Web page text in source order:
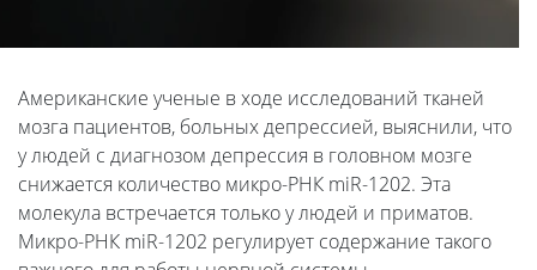
Американские ученые в ходе исследований тканей
мозга пациентов, больных депрессией, выяснили, что
у людей с диагнозом депрессия в головном мозге
снижается количество микро-РНК miR-1202. Эта
молекула встречается только у людей и приматов.
Микро-РНК miR-1202 регулирует содержание такого